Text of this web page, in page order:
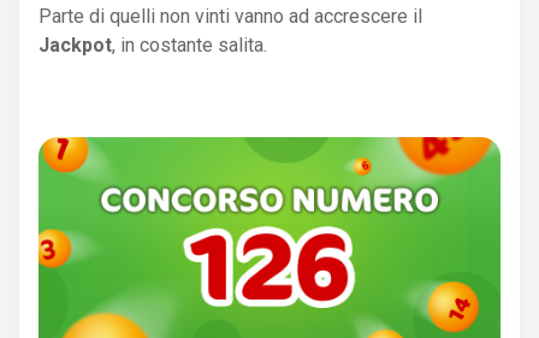
Parte di quelli non vinti vanno ad accrescere il
Jackpot, in costante salita.